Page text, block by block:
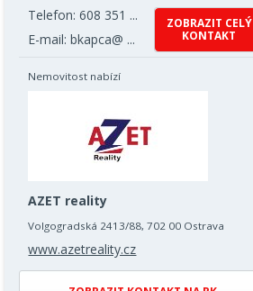
Telefon: 608 351 ...
E-mail: bkapca@ ...
ZOBRAZIT CELÝ
KONTAKT
Nemovitost nabízí
AZET reality
Volgogradská 2413/88, 702 00 Ostrava
www.azetreality.cz